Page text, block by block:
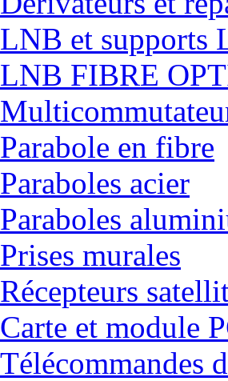
LNB et supports
LNB FIBRE
Parabole en fibre
Paraboles acier
Paraboles
Prises murales
Récepteurs
Carte et module
Télécommandes